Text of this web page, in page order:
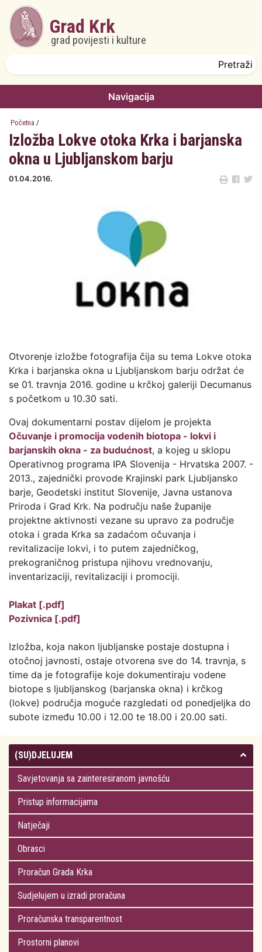
Skoči na glavni sadržaj
Grad Krk
grad povijesti i kulture
Navigacija
Početna /
Izložba Lokve otoka Krka i barjanska
okna u Ljubljanskom barju
01.04.2016.
Otvorenje izložbe fotografija čija su tema Lokve otoka
Krka i barjanska okna u Ljubljanskom barju održat će
se 01. travnja 2016. godine u krčkoj galeriji Decumanus
s početkom u 10.30 sati.
Ovaj dokumentarni postav dijelom je projekta
Očuvanje i promocija vodenih biotopa - lokvi i
barjanskih okna - za budućnost, a kojeg u sklopu
Operativnog programa IPA Slovenija - Hrvatska 2007. -
2013., zajednički provode Krajinski park Ljubljansko
barje, Geodetski institut Slovenije, Javna ustanova
Priroda i Grad Krk. Na području naše županije
projektne aktivnosti vezane su upravo za područje
otoka i grada Krka sa zadaćom očuvanja i
revitalizacije lokvi, i to putem zajedničkog,
prekograničnog pristupa njihovu vrednovanju,
inventarizaciji, revitalizaciji i promociji.
Plakat [.pdf]
Pozivnica [.pdf]
Izložba, koja nakon ljubljanske postaje dostupna i
otočnoj javnosti, ostaje otvorena sve do 14. travnja, s
time da je fotografije koje dokumentiraju vodene
biotope s ljubljanskog (barjanska okna) i krčkog
(lokve) područja moguće razgledati od ponedjeljka do
subote između 10.00 i 12.00 te 18.00 i 20.00 sati.
(SU)DJELUJEM
Savjetovanja sa zainteresiranom javnošću
Pristup informacijama
Natječaji
Obrasci
Proračun Grada Krka
Sudjelujem u izradi proračuna
Proračunska transparentnost
Prostorni planovi